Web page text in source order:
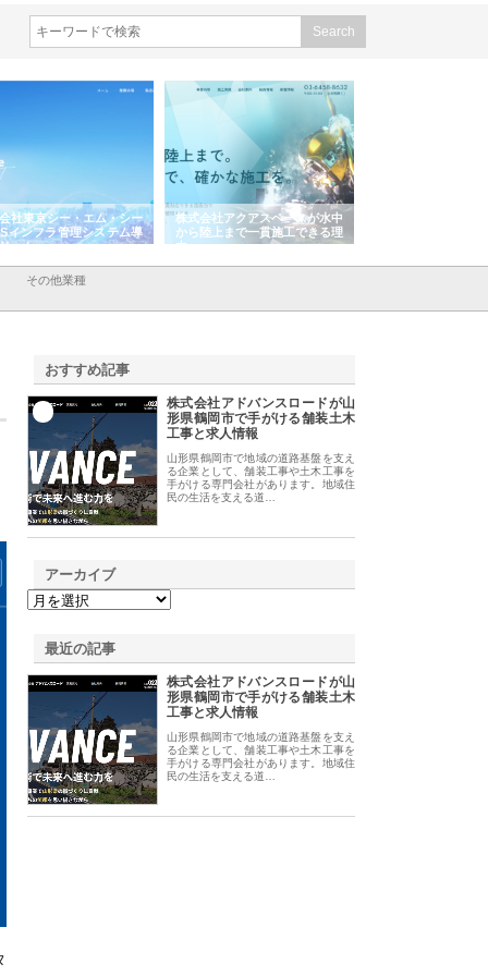
社東京シー・エム・シー
インフラ管理システム導
ット
株式会社アクアスペースが水中
から陸上まで一貫施工できる理
由
その他業種
おすすめ記事
株式会社アドバンスロードが山
形県鶴岡市で手がける舗装土木
工事と求人情報
山形県鶴岡市で地域の道路基盤を支え
る企業として、舗装工事や土木工事を
手がける専門会社があります。地域住
民の生活を支える道…
アーカイブ
最近の記事
株式会社アドバンスロードが山
形県鶴岡市で手がける舗装土木
工事と求人情報
山形県鶴岡市で地域の道路基盤を支え
る企業として、舗装工事や土木工事を
手がける専門会社があります。地域住
民の生活を支える道…